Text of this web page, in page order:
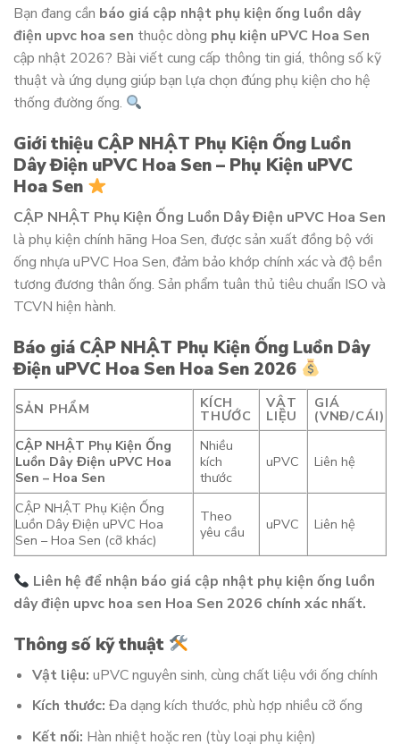
Bạn đang cần báo giá cập nhật phụ kiện ống luồn dây
điện upvc hoa sen thuộc dòng phụ kiện uPVC Hoa Sen
cập nhật 2026? Bài viết cung cấp thông tin giá, thông số kỹ
thuật và ứng dụng giúp bạn lựa chọn đúng phụ kiện cho hệ
thống đường ống.
Giới thiệu CẬP NHẬT Phụ Kiện Ống Luồn
Dây Điện uPVC Hoa Sen – Phụ Kiện uPVC
Hoa Sen
CẬP NHẬT Phụ Kiện Ống Luồn Dây Điện uPVC Hoa Sen
là phụ kiện chính hãng Hoa Sen, được sản xuất đồng bộ với
ống nhựa uPVC Hoa Sen, đảm bảo khớp chính xác và độ bền
tương đương thân ống. Sản phẩm tuân thủ tiêu chuẩn ISO và
TCVN hiện hành.
Báo giá CẬP NHẬT Phụ Kiện Ống Luồn Dây
Điện uPVC Hoa Sen Hoa Sen 2026
SẢN PHẨM KÍCH
THƯỚC
VẬT
LIỆU
GIÁ
(VNĐ/CÁI)
CẬP NHẬT Phụ Kiện Ống
Luồn Dây Điện uPVC Hoa
Sen – Hoa Sen
Nhiều
kích
thước
uPVC Liên hệ
CẬP NHẬT Phụ Kiện Ống
Luồn Dây Điện uPVC Hoa
Sen – Hoa Sen (cỡ khác)
Theo
yêu cầu
uPVC Liên hệ
Liên hệ để nhận báo giá cập nhật phụ kiện ống luồn
dây điện upvc hoa sen Hoa Sen 2026 chính xác nhất.
Thông số kỹ thuật
Vật liệu: uPVC nguyên sinh, cùng chất liệu với ống chính
Kích thước: Đa dạng kích thước, phù hợp nhiều cỡ ống
Kết nối: Hàn nhiệt hoặc ren (tùy loại phụ kiện)